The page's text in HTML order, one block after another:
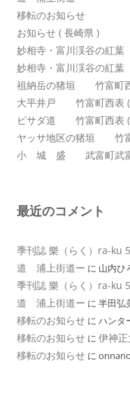
移転のお知らせ
お知らせ ( 長崎県 )
妙相寺・富川渓谷の紅
妙相寺・富川渓谷の紅
祖納岳の猪垣 竹富町
大平井戸 竹富町西表 (
ピサダ道 竹富町西表 (
ヤッサ地区の猪垣 竹
小 城 盛 武富町武富
最近のコメント
季刊誌 樂（らく）ra-
道 浦上街道ー に 山内ひ
季刊誌 樂（らく）ra-
道 浦上街道ー に 半田弘
移転のお知らせ に ハンタ
移転のお知らせ に 伊神正
移転のお知らせ に